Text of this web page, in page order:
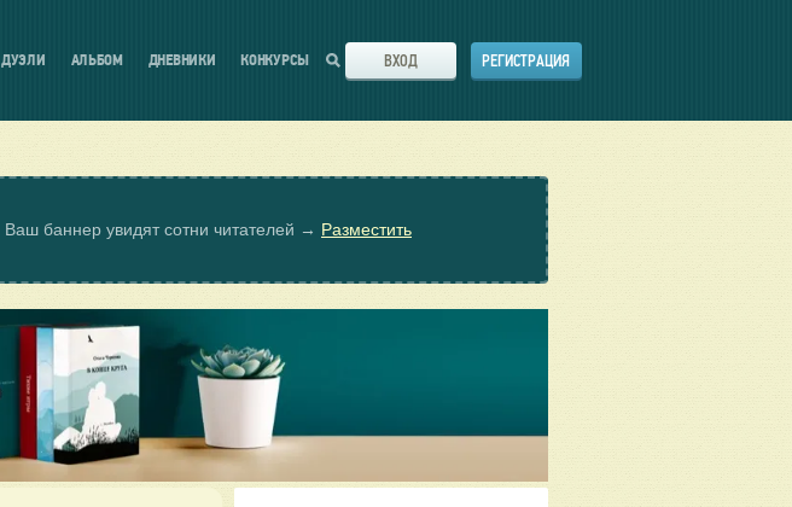
ДУЭЛИ АЛЬБОМ ДНЕВНИКИ КОНКУРСЫ ВХОД РЕГИСТРАЦИЯ
Ваш баннер увидят сотни читателей → Разместить